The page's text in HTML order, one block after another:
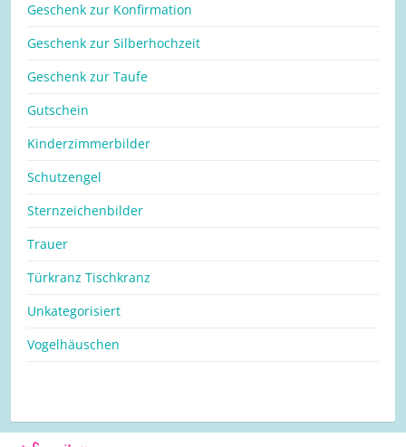
Geschenk zur Konfirmation
Geschenk zur Silberhochzeit
Geschenk zur Taufe
Gutschein
Kinderzimmerbilder
Schutzengel
Sternzeichenbilder
Trauer
Türkranz Tischkranz
Unkategorisiert
Vogelhäuschen